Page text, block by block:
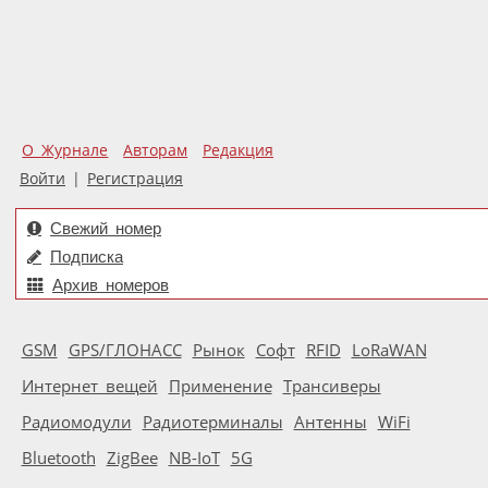
О Журнале Авторам
Редакция
Войти | Регистрация
Свежий номер
Подписка
Архив номеров
GSM GPS/ГЛОНАСС Рынок Софт RFID LoRaWAN
Интернет вещей Применение Трансиверы
Радиомодули Радиотерминалы Антенны WiFi
Bluetooth ZigBee NB-IoT 5G